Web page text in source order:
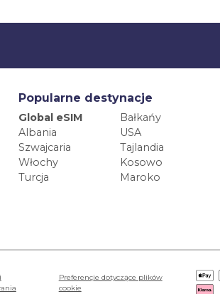
Popularne destynacje
Global eSIM
Bałkańy
Albania
USA
Szwajcaria
Tajlandia
Włochy
Kosowo
Turcja
Maroko
Preferencje dotyczące plików
cookie